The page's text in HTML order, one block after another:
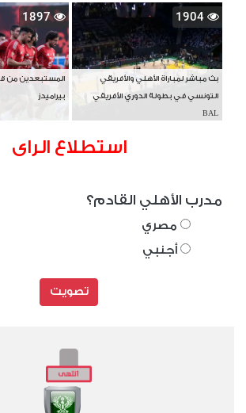
1904
بث مباشر لمباراة الأهلي والأفريقي
التونسي في بطولة الدوري الأفريقي
BAL
1897
المستبعدين من
بيراميدز
استطلاع الراى
مدرب الأهلي القادم؟
مصري
أجنبي
تصويت